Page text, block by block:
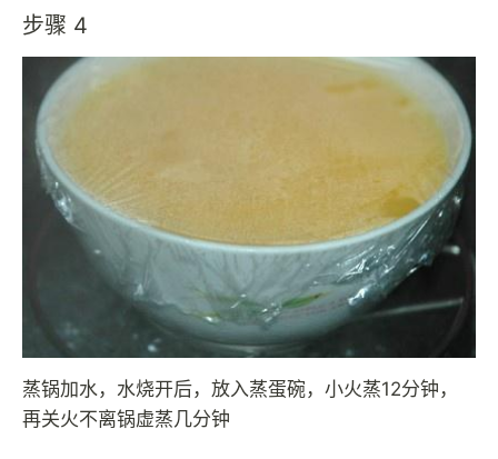
步骤 4
蒸锅加水，水烧开后，放入蒸蛋碗，小火蒸12分钟，
再关火不离锅虚蒸几分钟